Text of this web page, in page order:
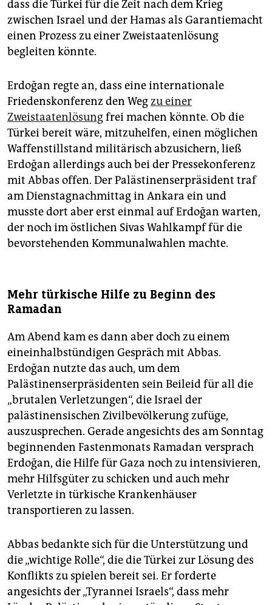
dass die Türkei für die Zeit nach dem Krieg
zwischen Israel und der Hamas als Garantiemacht
einen Prozess zu einer Zweistaatenlösung
begleiten könnte.
Erdoğan regte an, dass eine internationale
Friedenskonferenz den Wegzu einer
Zweistaatenlösungfrei machen könnte. Ob die
Türkei bereit wäre, mitzuhelfen, einen möglichen
Waffenstillstand militärisch abzusichern, ließ
Erdoğan allerdings auch bei der Pressekonferenz
mit Abbas offen. Der Palästinenserpräsident traf
am Dienstagnachmittag in Ankara ein und
musste dort aber erst einmal auf Erdoğan warten,
der noch im östlichen Sivas Wahlkampf für die
bevorstehenden Kommunalwahlen machte.
Mehr türkische Hilfe zu Beginn des
Ramadan
Am Abend kam es dann aber doch zu einem
eineinhalbstündigen Gespräch mit Abbas.
Erdoğan nutzte das auch, um dem
Palästinenserpräsidenten sein Beileid für all die
„brutalen Verletzungen“, die Israel der
palästinensischen Zivilbevölkerung zufüge,
auszusprechen. Gerade angesichts des am Sonntag
beginnenden Fastenmonats Ramadan versprach
Erdoğan, die Hilfe für Gaza noch zu intensivieren,
mehr Hilfsgüter zu schicken und auch mehr
Verletzte in türkische Krankenhäuser
transportieren zu lassen.
Abbas bedankte sich für die Unterstützung und
die „wichtige Rolle“, die die Türkei zur Lösung des
Konflikts zu spielen bereit sei. Er forderte
angesichts der „Tyrannei Israels“, dass mehr